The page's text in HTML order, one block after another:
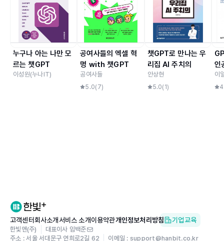
누구나 아는 나만 모
르는 챗GPT
이성원(누나IT)
공여사들의 엑셀 혁
명 with 챗GPT
공여사들
5.0( 7)
챗GPT로 만나는 우
리집 AI 주치의
안상현
5.0( 1)
인
판)
이
고객센터회사소개서비스 소개이용약관개인정보처리방침 기업교육
한빛앤(주)
대표이사 임백준
주소 : 서울 서대문구 연희로2길 62
이메일 : support@hanbit.co.kr